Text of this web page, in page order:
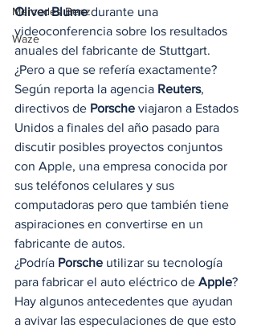
Mercedes Benz
Waze
Oliver Blume durante una
videoconferencia sobre los resultados
anuales del fabricante de Stuttgart.
¿Pero a que se refería exactamente?
Según reporta la agencia Reuters,
directivos de Porsche viajaron a Estados
Unidos a finales del año pasado para
discutir posibles proyectos conjuntos
con Apple, una empresa conocida por
sus teléfonos celulares y sus
computadoras pero que también tiene
aspiraciones en convertirse en un
fabricante de autos.
¿Podría Porsche utilizar su tecnología
para fabricar el auto eléctrico de Apple?
Hay algunos antecedentes que ayudan
a avivar las especulaciones de que esto